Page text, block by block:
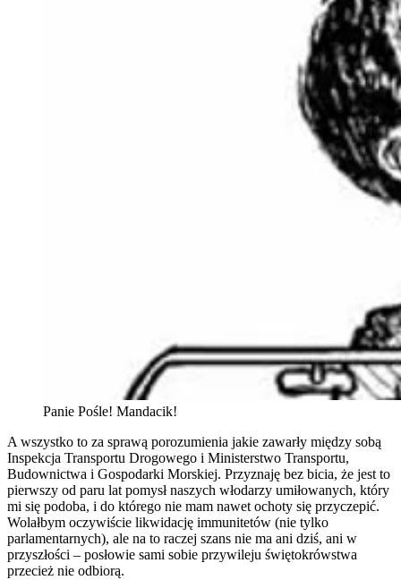
Panie Pośle! Mandacik!
A wszystko to za sprawą porozumienia jakie zawarły między sobą
Inspekcja Transportu Drogowego i Ministerstwo Transportu,
Budownictwa i Gospodarki Morskiej. Przyznaję bez bicia, że jest to
pierwszy od paru lat pomysł naszych włodarzy umiłowanych, który
mi się podoba, i do którego nie mam nawet ochoty się przyczepić.
Wolałbym oczywiście likwidację immunitetów (nie tylko
parlamentarnych), ale na to raczej szans nie ma ani dziś, ani w
przyszłości – posłowie sami sobie przywileju świętokrówstwa
przecież nie odbiorą.